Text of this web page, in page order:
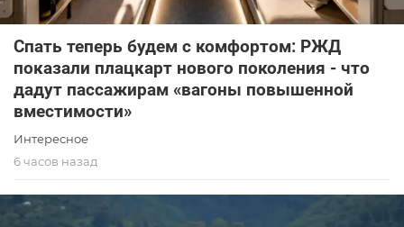
Спать теперь будем с комфортом: РЖД
показали плацкарт нового поколения - что
дадут пассажирам «вагоны повышенной
вместимости»
Интересное
6 часов назад